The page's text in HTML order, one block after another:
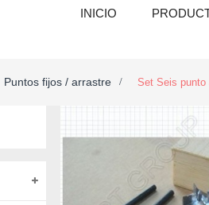
INICIO
Puntos fijos / arrastre > Set Seis punto